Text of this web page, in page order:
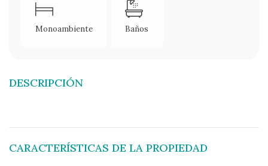
Monoambiente Baños
DESCRIPCIÓN
CARACTERÍSTICAS DE LA PROPIEDAD